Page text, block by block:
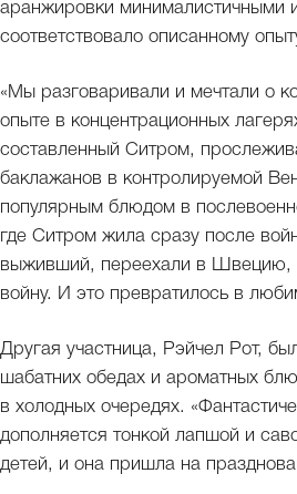
аранжировки минималистичными
соответствовало описанному
«Мы разговаривали и мечтали о
опыте в концентрационных
составленный Ситром,
баклажанов в контролируемой
популярным блюдом в
где Ситром жила сразу после
выживший, переехали в Швецию,
войну. И это превратилось в
Другая участница, Рэйчел Рот,
шабатних обедах и ароматных
в холодных очередях.
дополняется тонкой лапшой и
детей, и она пришла на